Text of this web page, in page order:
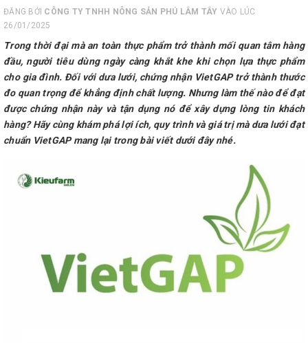
ĐĂNG BỞI CÔNG TY TNHH NÔNG SẢN PHÚ LÂM TÂY VÀO LÚC
26/01/2025
Trong thời đại mà an toàn thực phẩm trở thành mối quan tâm hàng
đầu, người tiêu dùng ngày càng khắt khe khi chọn lựa thực phẩm
cho gia đình. Đối với dưa lưới, chứng nhận VietGAP trở thành thước
đo quan trọng để khẳng định chất lượng. Nhưng làm thế nào để đạt
được chứng nhận này và tận dụng nó để xây dựng lòng tin khách
hàng? Hãy cùng khám phá lợi ích, quy trình và giá trị mà dưa lưới đạt
chuẩn VietGAP mang lại trong bài viết dưới đây nhé.